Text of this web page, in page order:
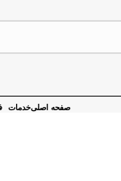
صفحه اصلیخدمات